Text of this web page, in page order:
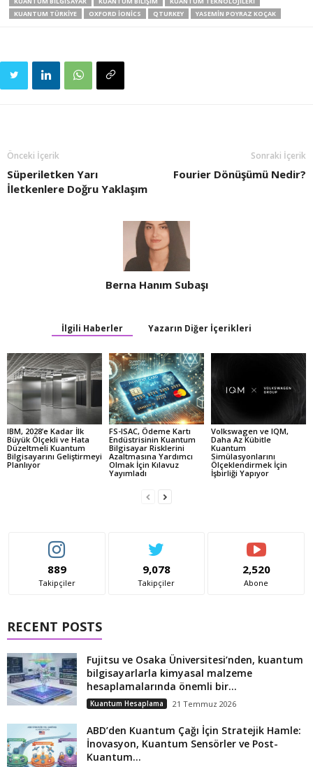
KUANTUM TÜRKIYE
OXFORD IONICS QTURKEY YASEMIN POYRAZ KOÇAK
Önceki İçerik
Süperiletken Yarı
İletkenlere Doğru Yaklaşım
Sonraki İçerik
Fourier Dönüşümü Nedir?
Berna Hanım Subaşı
İlgili Haberler Yazarın Diğer İçerikleri
IBM, 2028’e Kadar İlk
Büyük Ölçekli ve Hata
Düzeltmeli Kuantum
Bilgisayarını Geliştirmeyi
Planlıyor
FS-ISAC, Ödeme Kartı
Endüstrisinin Kuantum
Bilgisayar Risklerini
Azaltmasına Yardımcı
Olmak İçin Kılavuz
Yayımladı
Volkswagen ve IQM,
Daha Az Kübitle
Kuantum
Simülasyonlarını
Ölçeklendirmek İçin
İşbirliği Yapıyor
889
Takipçiler
9,078
Takipçiler
2,520
Abone
RECENT POSTS
Fujitsu ve Osaka Üniversitesi’nden, kuantum
bilgisayarlarla kimyasal malzeme
hesaplamalarında önemli bir...
Kuantum Hesaplama 21 Temmuz 2026
ABD’den Kuantum Çağı İçin Stratejik Hamle:
İnovasyon, Kuantum Sensörler ve Post-
Kuantum...